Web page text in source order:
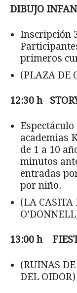
DIBUJO
Inscripción
primeros
(PLAZA DE
12:30 h
academias
de 1 a 10
minutos
entra­das
por niño.
(LA CASITA
13:00 h
(RUINAS
DEL OIDOR)